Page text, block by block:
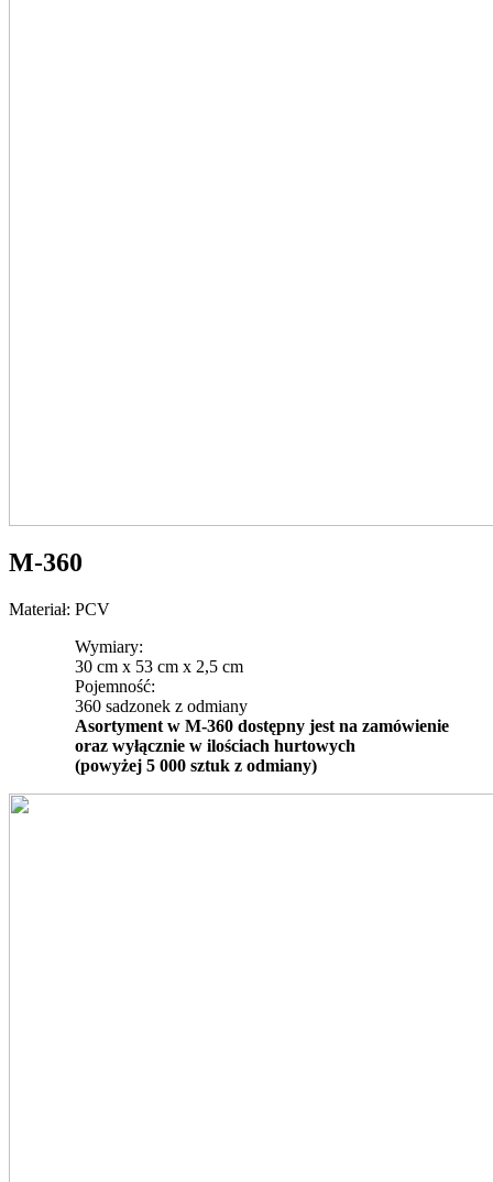
M-360
Materiał: PCV
Wymiary:
30 cm x 53 cm x 2,5 cm
Pojemność:
360 sadzonek z odmiany
Asortyment w M-360 dostępny jest na zamówienie
oraz wyłącznie w ilościach hurtowych
(powyżej 5 000 sztuk z odmiany)